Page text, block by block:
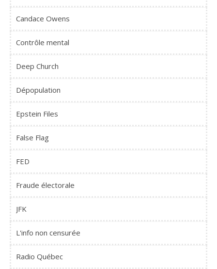
Candace Owens
Contrôle mental
Deep Church
Dépopulation
Epstein Files
False Flag
FED
Fraude électorale
JFK
L'info non censurée
Radio Québec